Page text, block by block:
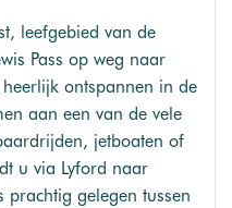
leefgebied van de
Pass op weg naar
ontspannen in de
aan een van de vele
jetboaten of
u via Lyford naar
gelegen tussen